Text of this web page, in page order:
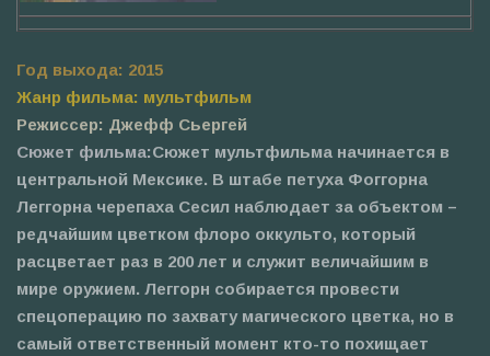
Год выхода: 2015
Жанр фильма: мультфильм
Режиссер: Джефф Сьергей
Сюжет фильма:Сюжет мультфильма начинается в
центральной Мексике. В штабе петуха Фоггорна
Леггорна черепаха Сесил наблюдает за объектом –
редчайшим цветком флоро оккульто, который
расцветает раз в 200 лет и служит величайшим в
мире оружием. Леггорн собирается провести
спецоперацию по захвату магического цветка, но в
самый ответственный момент кто-то похищает